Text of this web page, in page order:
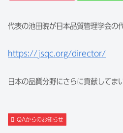
代表の池田暁が日本品質管理学会の
https://jsqc.org/director/
日本の品質分野にさらに貢献してま
QAからのお知らせ